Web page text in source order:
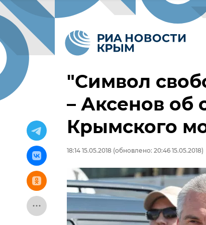
"Символ
– Аксенов об
Крымского
18:14 15.05.2018 (обновлено: 20:46 15.05.2018)